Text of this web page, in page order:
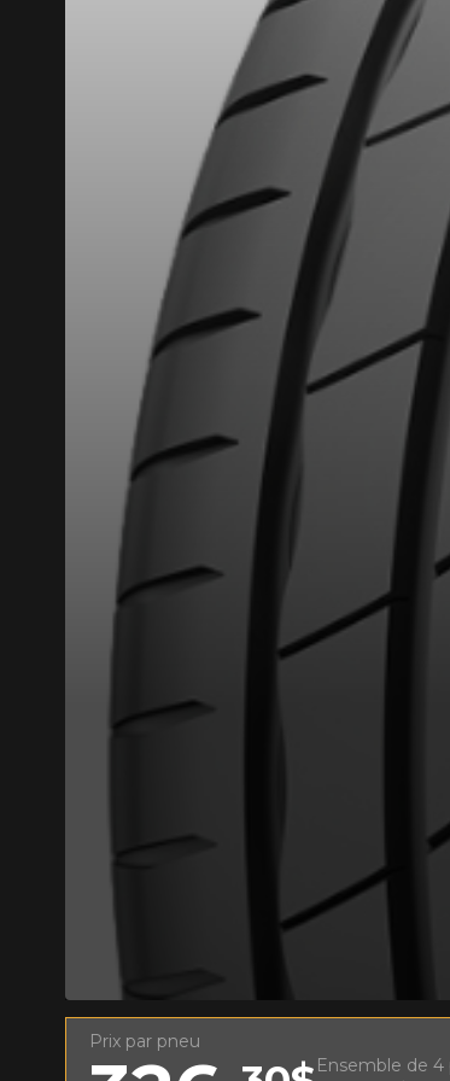
Prix par pneu
Ensemble de 4
AJOUTER UN AVIS
Votre avis
Votre véhicule